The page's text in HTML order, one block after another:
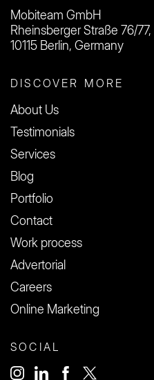
Mobiteam GmbH
Rheinsberger Straße 76/77,
10115 Berlin, Germany
DISCOVER MORE
About Us
Testimonials
Services
Blog
Portfolio
Contact
Work process
Advertorial
Careers
Online Marketing
SOCIAL